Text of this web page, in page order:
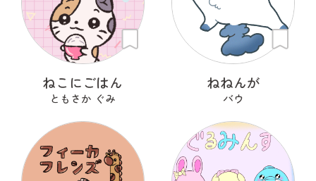
ねこにごはん
ともさか ぐみ
ねねんが
バウ